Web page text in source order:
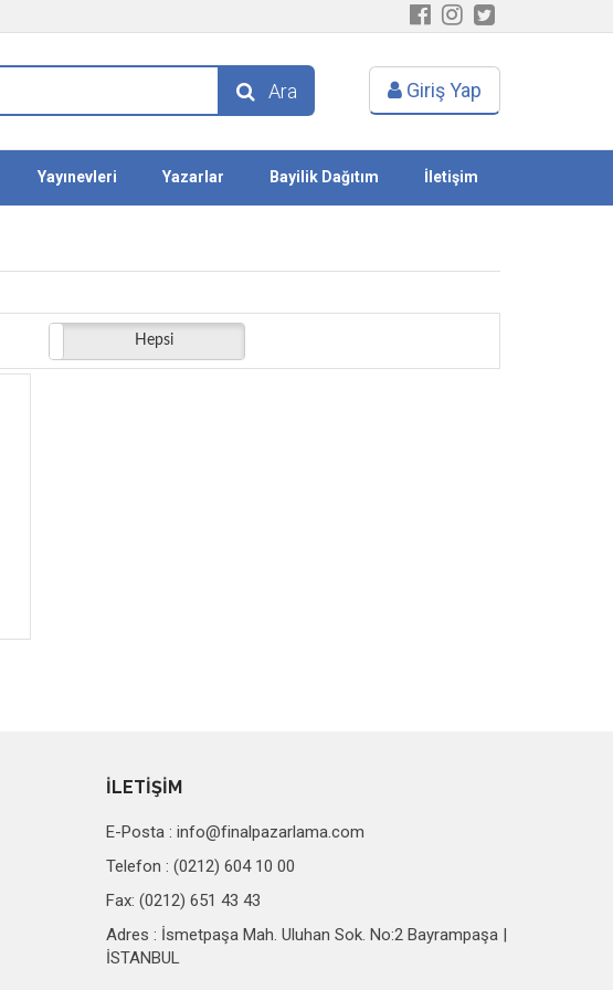
Ara Giriş Yap
Yayınevleri Yazarlar Bayilik Dağıtım İletişim
Hepsi
İLETİŞİM
E-Posta :info@finalpazarlama.com
Telefon : (0212) 604 10 00
Fax: (0212) 651 43 43
Adres : İsmetpaşa Mah. Uluhan Sok. No:2 Bayrampaşa |
İSTANBUL